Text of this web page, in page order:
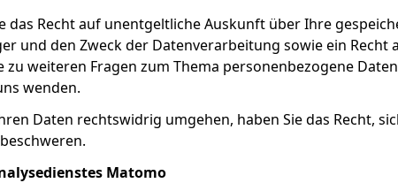
das Recht auf unentgeltliche Auskunft über Ihre
und den Zweck der Datenverarbeitung sowie ein
zu weiteren Fragen zum Thema personenbezogene
wenden.
Daten rechtswidrig umgehen, haben Sie das Recht,
Matomo